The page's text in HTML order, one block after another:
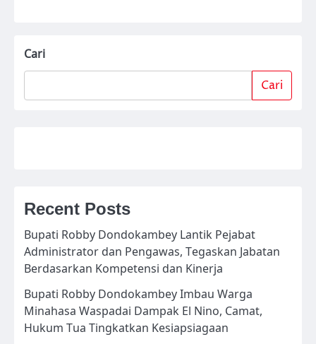
Cari
Cari
Recent Posts
Bupati Robby Dondokambey Lantik Pejabat
Administrator dan Pengawas, Tegaskan Jabatan
Berdasarkan Kompetensi dan Kinerja
Bupati Robby Dondokambey Imbau Warga
Minahasa Waspadai Dampak El Nino, Camat,
Hukum Tua Tingkatkan Kesiapsiagaan